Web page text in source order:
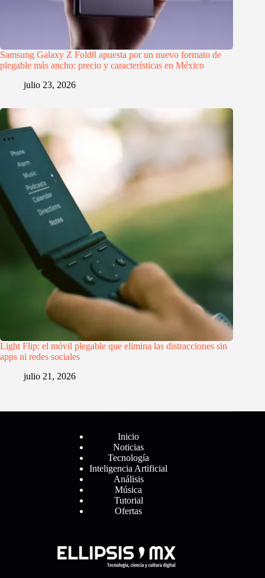
Samsung Galaxy Z Fold8 apuesta por un nuevo formato de
plegable más ancho: precio y características en México
julio 23, 2026
Light Flip: el móvil plegable que elimina las distracciones sin
apps ni redes sociales
julio 21, 2026
Inicio
Noticias
Tecnología
Inteligencia Artificial
Análisis
Música
Tutorial
Ofertas